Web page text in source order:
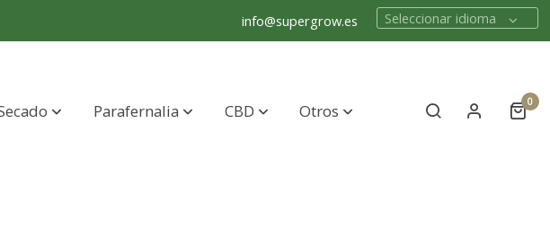
info@supergrow.es Seleccionar idioma
Parafernalia CBD Otros 0